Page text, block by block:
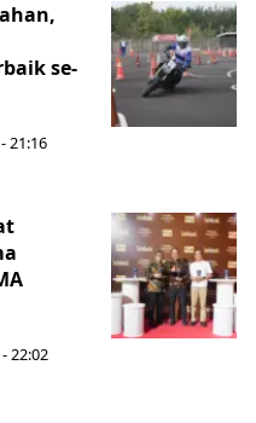
se-
21:16
22:02